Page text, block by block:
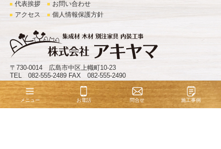
代表挨拶
アクセス
お問い合わせ
個人情報保護方針
〒730-0014 広島市中区上幟町10-23
TEL 082-555-2489 FAX 082-555-2490
© 株式会社アキヤマ . All Rights Reserved.
メニュー お電話 問合せ 施工事例